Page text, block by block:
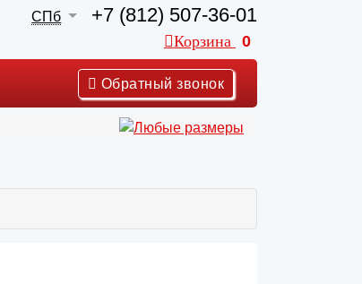
СПб +7 (812) 507-36-01
Корзина 0
Обратный звонок